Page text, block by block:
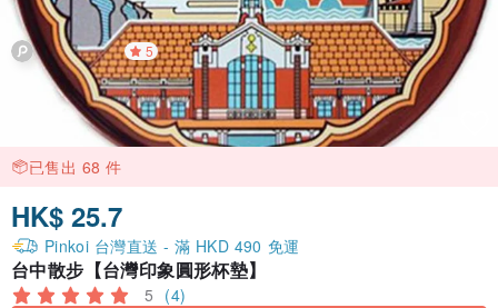
5
已售出 68 件
HK$ 25.7
Pinkoi 台灣直送 - 滿 HKD 490 免運
台中散步【台灣印象圓形杯墊】
5 (4)